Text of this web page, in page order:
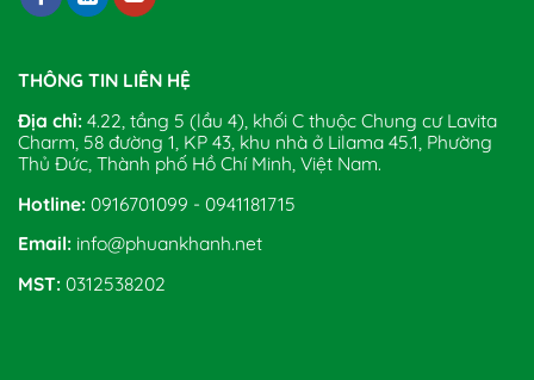
THÔNG TIN LIÊN HỆ
Địa chỉ: 4.22, tầng 5 (lầu 4), khối C thuộc Chung cư Lavita
Charm, 58 đường 1, KP 43, khu nhà ở Lilama 45.1, Phường
Thủ Đức, Thành phố Hồ Chí Minh, Việt Nam.
Hotline: 0916701099 - 0941181715
Email: info@phuankhanh.net
MST: 0312538202